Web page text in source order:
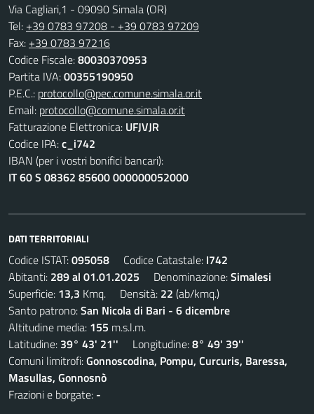
Via Cagliari,1 - 09090 Simala (OR)
Tel: +39 0783 97208 - +39 0783 97209
Fax: +39 0783 97216
Codice Fiscale:80030370953
Partita IVA:00355190950
P.E.C.: protocollo@pec.comune.simala.or.it
Email: protocollo@comune.simala.or.it
Fatturazione Elettronica: UFJVJR
Codice IPA:c_i742
IBAN (per i vostri bonifici bancari):
IT 60 S 08362 85600 000000052000
DATI TERRITORIALI
Codice ISTAT:095058 Codice Catastale: I742
Abitanti: 289 al 01.01.2025 Denominazione:Simalesi
Superficie: 13,3 Kmq. Densità: 22 (ab/kmq.)
Santo patrono:San Nicola di Bari - 6 dicembre
Altitudine media: 155 m.s.l.m.
Latitudine: 39° 43' 21'' Longitudine:8° 49' 39''
Comuni limitrofi:Gonnoscodina, Pompu, Curcuris, Baressa,
Masullas, Gonnosnò
Frazioni e borgate: -